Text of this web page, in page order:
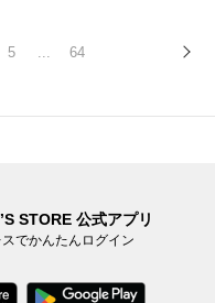
5 64
STORE 公式アプリ
でかんたんログイン